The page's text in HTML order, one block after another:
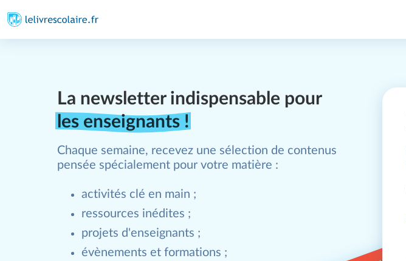
La newsletter indispensable pour
les enseignants !
Chaque semaine, recevez une sélection de contenus
pensée spécialement pour votre matière :
activités clé en main ;
ressources inédites ;
projets d'enseignants ;
évènements et formations ;